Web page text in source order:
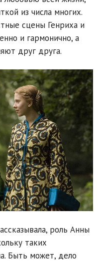
из числа многих.
сцены Генриха и
и гармонично, а
друг друга.
роль Анны
таких
Быть может, дело